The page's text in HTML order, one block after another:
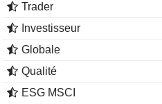
Trader
Investisseur
Globale
Qualité
ESG MSCI